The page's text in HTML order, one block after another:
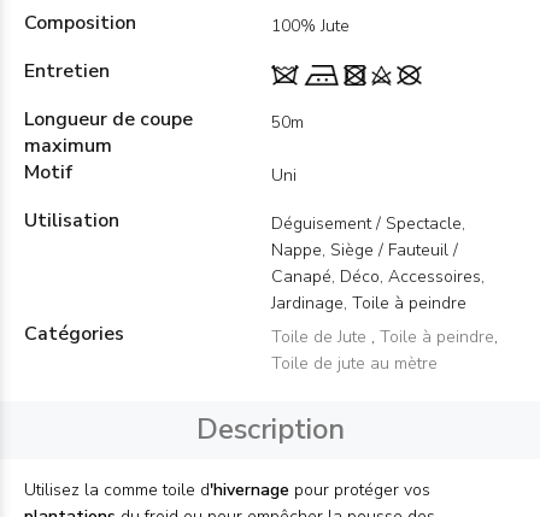
Composition 100% Jute
Entretien
Longueur de coupe
maximum
50m
Motif Uni
Utilisation
Déguisement / Spectacle,
Nappe, Siège / Fauteuil /
Canapé, Déco, Accessoires,
Jardinage, Toile à peindre
Catégories Toile de Jute , Toile à peindre,
Toile de jute au mètre
Description
Utilisez la comme toile d'hivernage pour protéger vos